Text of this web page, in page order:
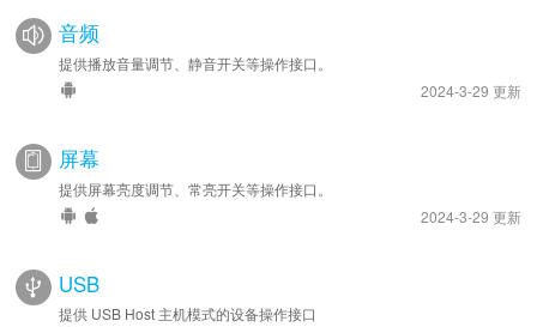
音频
提供播放音量调节、静音开关等操作接口。
2024-3-29 更新
屏幕
提供屏幕亮度调节、常亮开关等操作接口。
2024-3-29 更新
USB
提供 USB Host 主机模式的设备操作接口